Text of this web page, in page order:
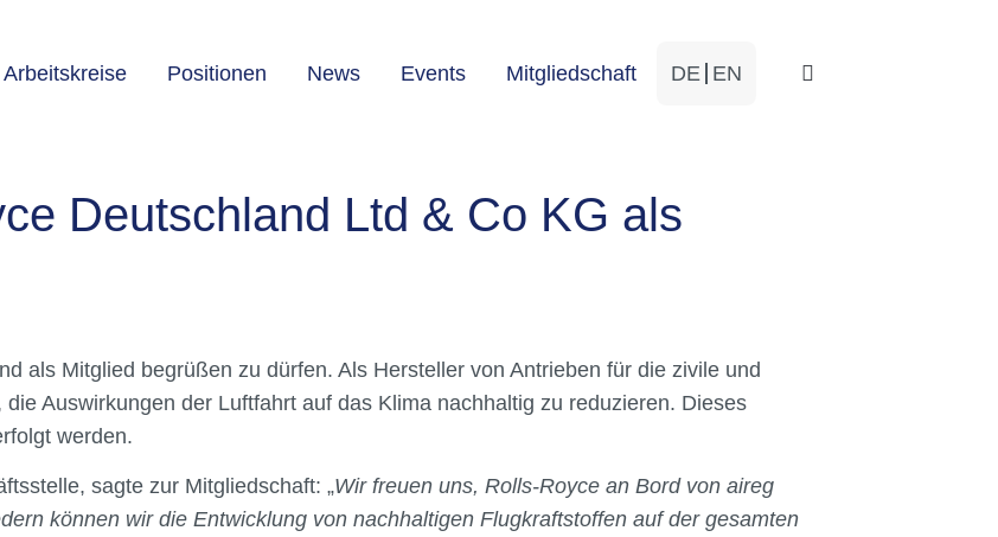
Arbeitskreise Positionen News Events Mitgliedschaft DE EN
Deutschland Ltd & Co KG als
als Mitglied begrüßen zu dürfen. Als Hersteller von Antrieben für die zivile und
Auswirkungen der Luftfahrt auf das Klima nachhaltig zu reduzieren. Dieses
werden.
sagte zur Mitgliedschaft: „Wir freuen uns, Rolls-Royce an Bord von aireg
können wir die Entwicklung von nachhaltigen Flugkraftstoffen auf der gesamten